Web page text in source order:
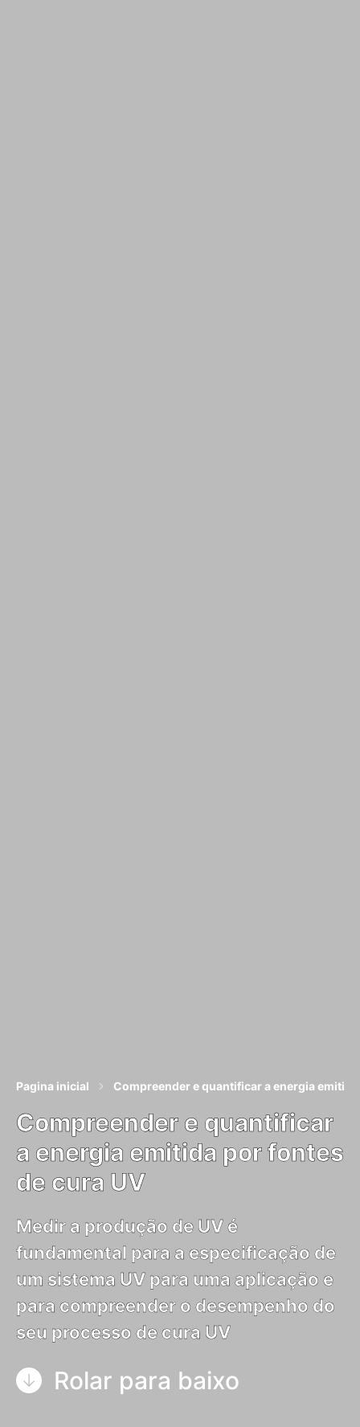
Pagina inicial Compreender e quantificar a energia
Compreender e quantificar
a energia emitida por fontes
de cura UV
Medir a produção de UV é
fundamental para a especificação de
um sistema UV para uma aplicação e
para compreender o desempenho do
seu processo de cura UV
Rolar para baixo